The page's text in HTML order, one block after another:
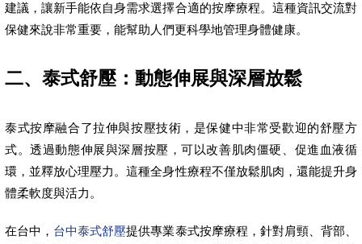
建議，讓新手能依自身需求選擇合適的按摩療程。這種資訊交流對
保健來說非常重要，能幫助人們更科學地管理身體健康。
二、泰式舒壓：動態伸展與深層放鬆
泰式按摩融合了拉伸與按壓技術，是保健中非常受歡迎的舒壓方
式。透過動態伸展與深層按壓，可以改善肌肉僵硬、促進血液循
環，並釋放心理壓力。這種全身性療程不僅放鬆肌肉，還能提升身
體柔軟度與活力。
在台中， 台中泰式舒壓提供專業泰式按摩療程，針對肩頸、背部、